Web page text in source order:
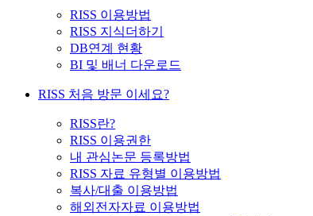
RISS 이용방법
RISS 지식더하기
DB연계 현황
BI 및 배너 다운로드
RISS 처음 방문 이세요?
RISS란?
RISS 이용권한
내 관심논문 등록방법
RISS 자료 유형별 이용방법
복사/대출 이용방법
해외전자자료 이용방법